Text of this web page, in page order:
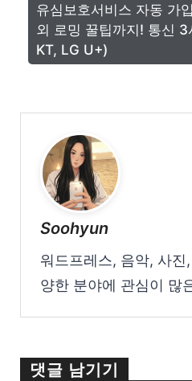
유심보호서비스 자동 가
외 로밍 꿀팁까지! 통신
KT, LG U+)
Soohyun
워드프레스, 음악, 사
양한 분야에 관심이 많
댓글 남기기